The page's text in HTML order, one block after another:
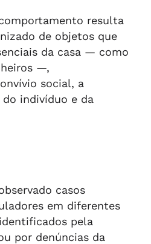
resulta
de objetos que
da casa — como
—,
social, a
do indivíduo e da
casos
em diferentes
pela
por denúncias da